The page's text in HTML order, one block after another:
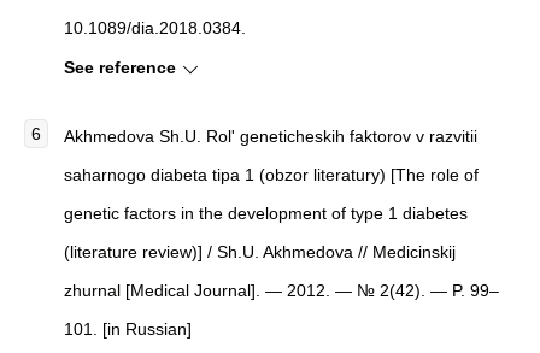
10.1089/dia.2018.0384.
See reference
Akhmedova Sh.U. Rol' geneticheskih faktorov v razvitii
saharnogo diabeta tipa 1 (obzor literatury) [The role of
genetic factors in the development of type 1 diabetes
(literature review)] / Sh.U. Akhmedova // Medicinskij
zhurnal [Medical Journal]. — 2012. — № 2(42). — P. 99–
101. [in Russian]